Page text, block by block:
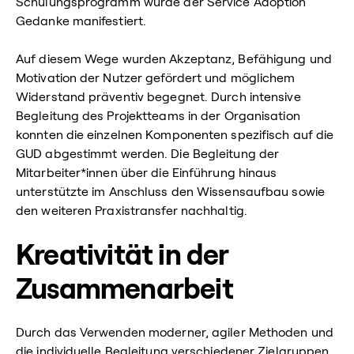
Gedanke manifestiert.
Auf diesem Wege wurden Akzeptanz, Befähigung und
Motivation der Nutzer gefördert und möglichem
Widerstand präventiv begegnet. Durch intensive
Begleitung des Projektteams in der Organisation
konnten die einzelnen Komponenten spezifisch auf die
GUD abgestimmt werden. Die Begleitung der
Mitarbeiter*innen über die Einführung hinaus
unterstützte im Anschluss den Wissensaufbau sowie
den weiteren Praxistransfer nachhaltig.
Kreativität in der
Zusammenarbeit
Durch das Verwenden moderner, agiler Methoden und